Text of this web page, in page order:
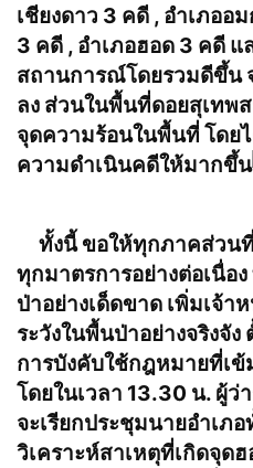
เชียงดาว 3 คดี , อำเภออ
3 คดี , อำเภอฮอด 3 คดี แ
สถานการณ์โดยรวมดีขึ้น
ลง ส่วนในพื้นที่ดอยสุเทพ
จุดความร้อนในพื้นที่ โดย
ความดำเนินคดีให้มากขึ้น
ทั้งนี้ ขอให้ทุกภาคส่วนที่
ทุกมาตรการอย่างต่อเนื่อ
ป่าอย่างเด็ดขาด เพิ่มเจ้า
ระวังในพื้นป่าอย่างจริงจั
การบังคับใช้กฎหมายที่เข้
โดยในเวลา 13.30 น. ผู้ว่
จะเรียกประชุมนายอำเภ
วิเคราะห์สาเหตุที่เกิดจุด